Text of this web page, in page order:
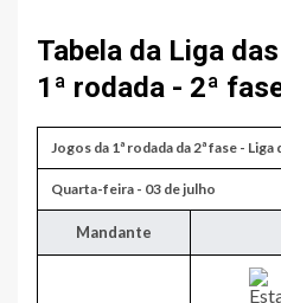
Tabela da Liga
1ª rodada - 2ª
Jogos da 1ª rodada da 2ª fase -
Quarta-feira - 03 de julho
​Mandante